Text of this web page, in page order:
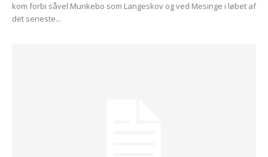
kom forbi såvel Munkebo som Langeskov og ved Mesinge i løbet af
det seneste...